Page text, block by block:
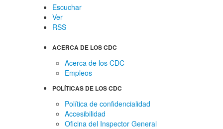
Escuchar
Ver
RSS
ACERCA DE LOS CDC
Acerca de los CDC
Empleos
POLÍTICAS DE LOS CDC
Política de confidencialidad
Accesibilidad
Oficina del Inspector General